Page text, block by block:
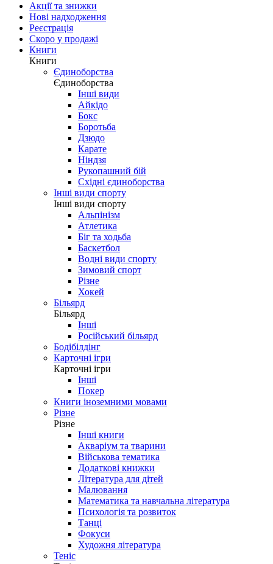
Акції та знижки
Нові надходження
Реєстрація
Скоро у продажі
Книги
Книги
Єдиноборства
Єдиноборства
Інші види
Айкідо
Бокс
Боротьба
Дзюдо
Карате
Ніндзя
Рукопашний бій
Східні єдиноборства
Інші види спорту
Інші види спорту
Альпінізм
Атлетика
Біг та ходьба
Баскетбол
Водні види спорту
Зимовий спорт
Різне
Хокей
Більярд
Більярд
Інші
Російський більярд
Бодібілдінг
Карточні ігри
Карточні ігри
Інші
Покер
Книги іноземними мовами
Різне
Різне
Інші книги
Акваріум та тварини
Військова тематика
Додаткові книжки
Література для дітей
Малювання
Математика та навчальна література
Психологія та розвиток
Танці
Фокуси
Художня література
Теніс